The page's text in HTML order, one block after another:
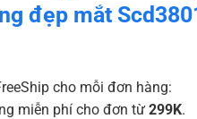
đẹp mắt
cho mỗi đơn hàng:
miễn phí cho đơn từ 299K.